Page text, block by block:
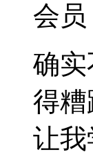
会员
确
得
让